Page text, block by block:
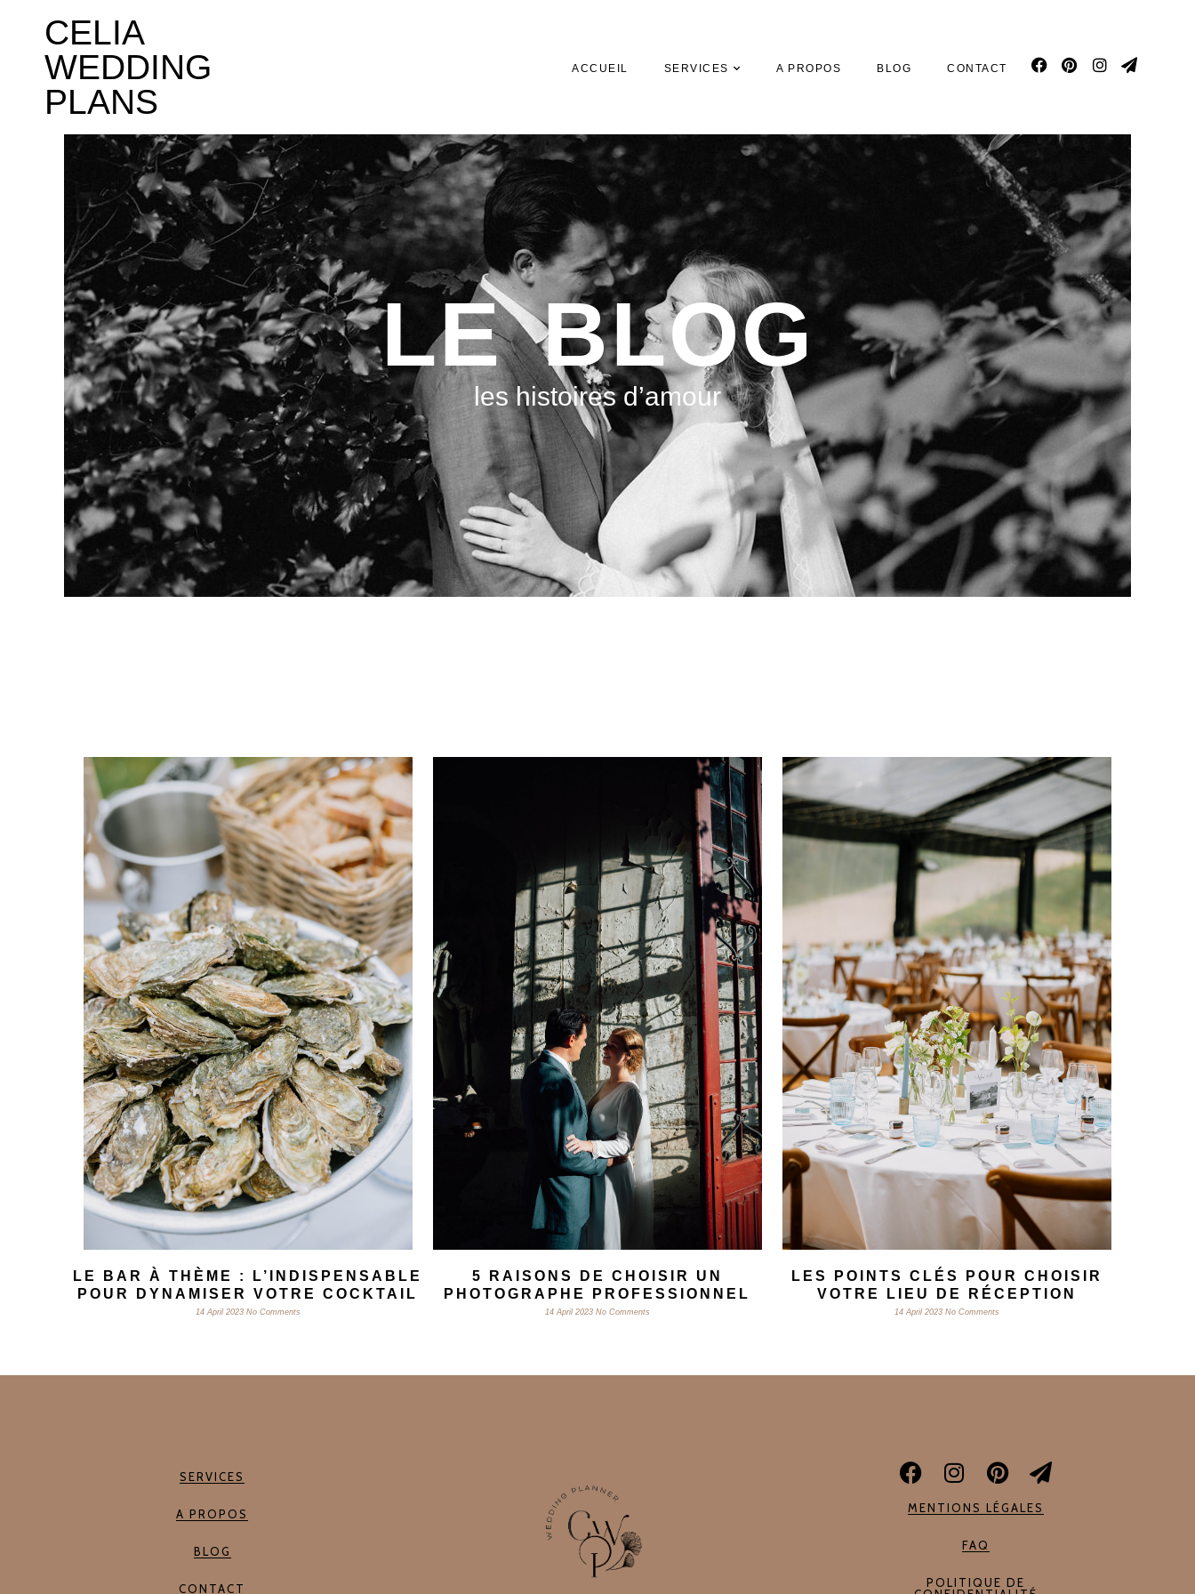
CELIA
WEDDING
PLANS
ACCUEIL SERVICES A PROPOS BLOG CONTACT
LE BLOG
les histoires d’amour
LE BAR À THÈME : L’INDISPENSABLE
POUR DYNAMISER VOTRE COCKTAIL
14 April 2023 No Comments
5 RAISONS DE CHOISIR UN
PHOTOGRAPHE PROFESSIONNEL
14 April 2023 No Comments
LES POINTS CLÉS POUR CHOISIR
VOTRE LIEU DE RÉCEPTION
14 April 2023No Comments
SERVICES
A PROPOS
BLOG
CONTACT
MENTIONS LÉGALES
FAQ
POLITIQUE DE